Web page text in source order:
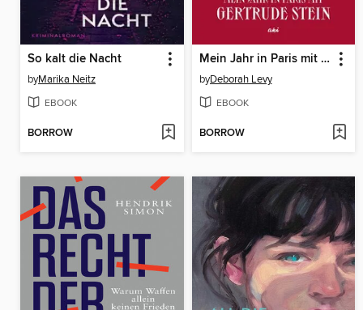
So kalt die Nacht
byMarika Neitz
EBOOK
BORROW
Mein Jahr in Paris mit Gertrude Stein
byDeborah Levy
EBOOK
BORROW